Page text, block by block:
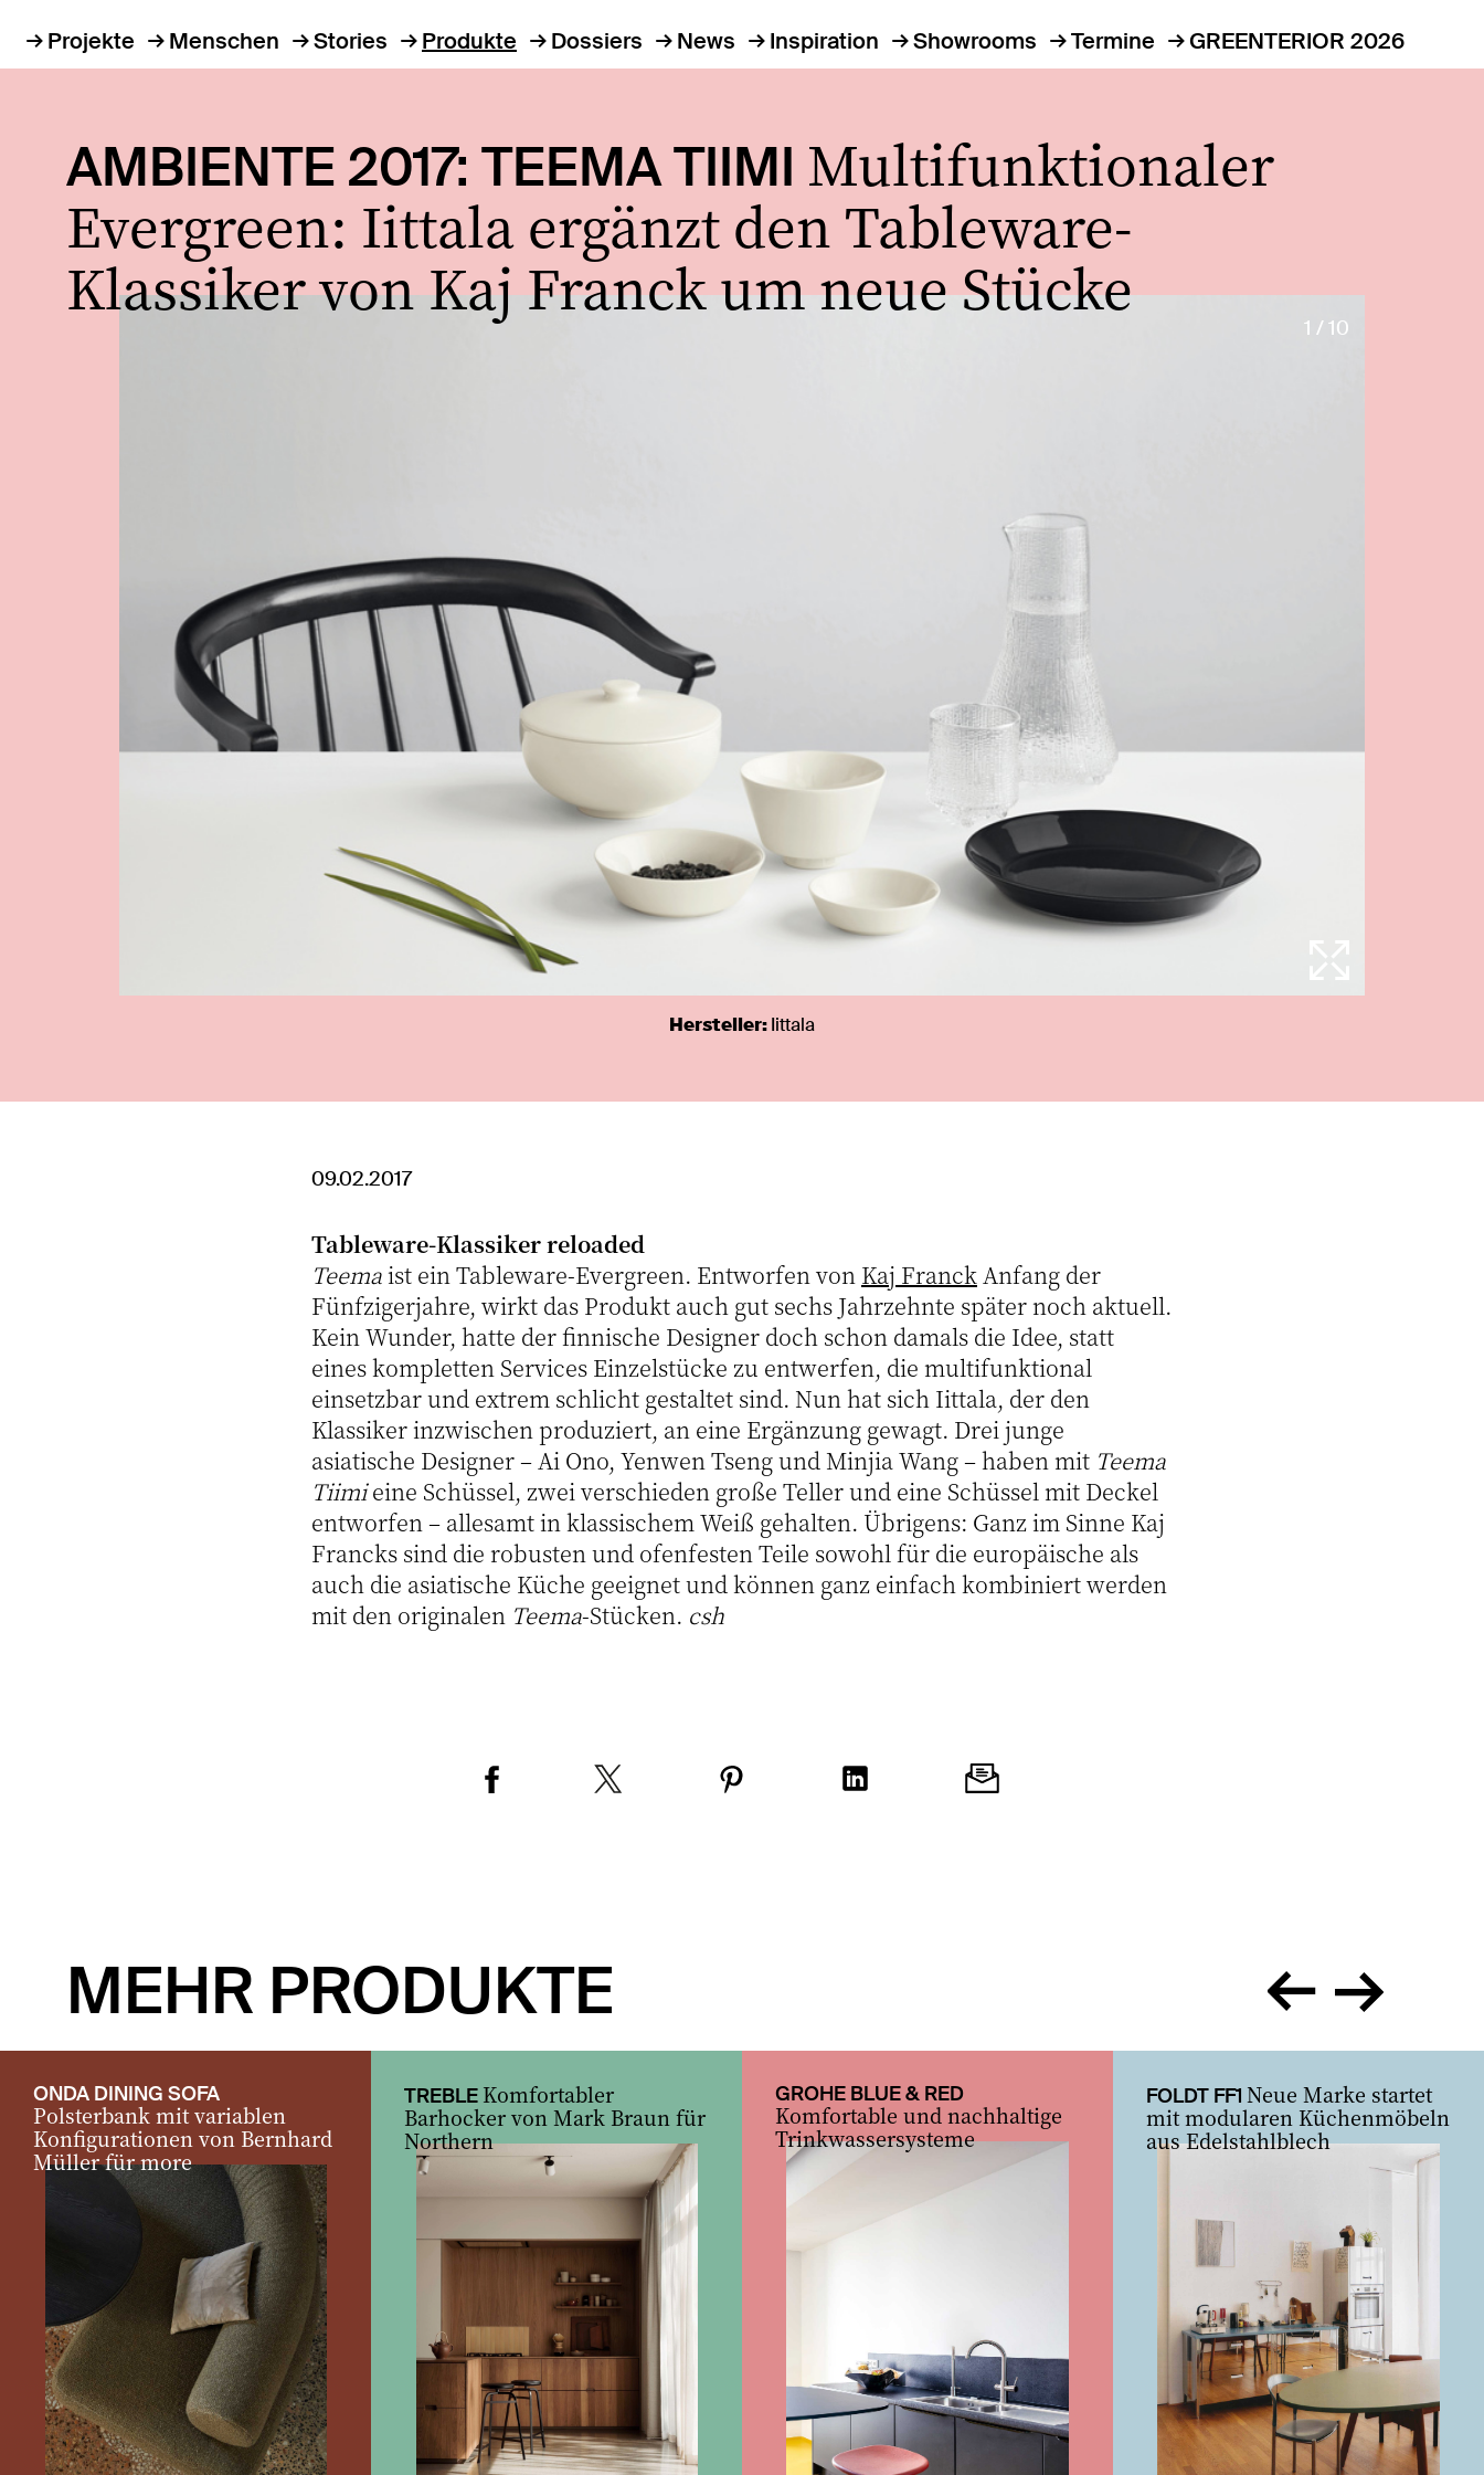
Projekte Menschen Stories Produkte Dossiers News Inspiration Showrooms Termine GREENTERIOR 2026
AMBIENTE 2017: TEEMA TIIMI Multifunktionaler
Evergreen: Iittala ergänzt den Tableware-
Klassiker von Kaj Franck um neue Stücke
1 / 10
Hersteller:Iittala
09.02.2017
Tableware-Klassiker reloaded
Teemaist ein Tableware-Evergreen. Entworfen von Kaj Franck Anfang der
Fünfzigerjahre, wirkt das Produkt auch gut sechs Jahrzehnte später noch aktuell.
Kein Wunder, hatte der finnische Designer doch schon damals die Idee, statt
eines kompletten Services Einzelstücke zu entwerfen, die multifunktional
einsetzbar und extrem schlicht gestaltet sind. Nun hat sich Iittala, der den
Klassiker inzwischen produziert, an eine Ergänzung gewagt. Drei junge
asiatische Designer – Ai Ono, Yenwen Tseng und Minjia Wang – haben mit Teema
Tiimieine Schüssel, zwei verschieden große Teller und eine Schüssel mit Deckel
entworfen – allesamt in klassischem Weiß gehalten. Übrigens: Ganz im Sinne Kaj
Francks sind die robusten und ofenfesten Teile sowohl für die europäische als
auch die asiatische Küche geeignet und können ganz einfach kombiniert werden
mit den originalen Teema-Stücken. csh
MEHR PRODUKTE
zurück
vor
ONDA DINING SOFA
Polsterbank mit variablen
Konfigurationen von Bernhard
Müller für more
TREBLE Komfortabler
Barhocker von Mark Braun für
Northern
GROHE BLUE & RED
Komfortable und nachhaltige
Trinkwassersysteme
FOLDT FF1 Neue Marke startet
mit modularen Küchenmöbeln
aus Edelstahlblech